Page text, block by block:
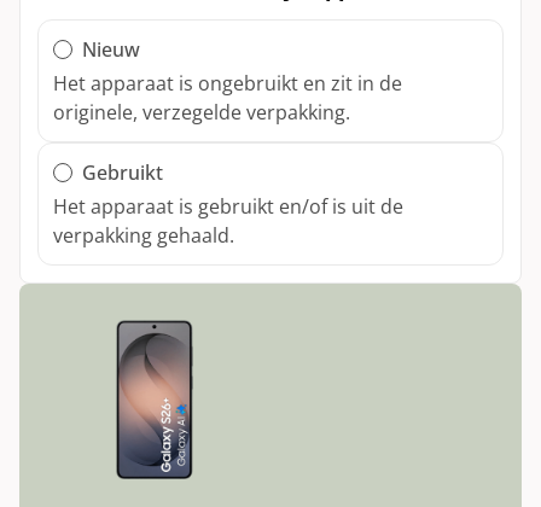
Toon alle modellen
Xbox Draadloze Controller Elite Series 2
Xbox Wireless Controller
Nieuw
Het apparaat is ongebruikt en zit in de
originele, verzegelde verpakking.
Gebruikt
Het apparaat is gebruikt en/of is uit de
verpakking gehaald.
Conditie: